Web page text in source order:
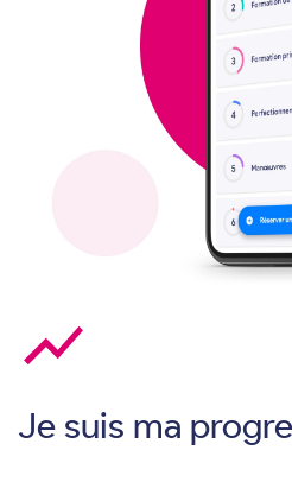
show_chart
Je suis ma